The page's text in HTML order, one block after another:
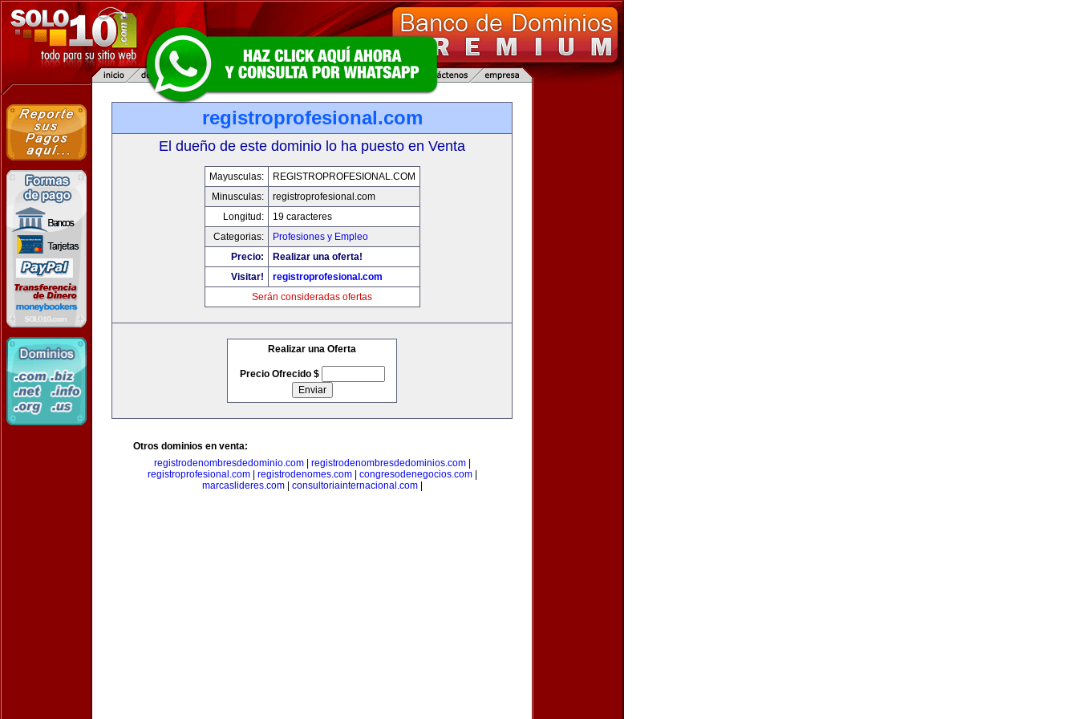
registroprofesional.com
El dueño de este dominio lo ha puesto en Venta
Mayusculas:
REGISTROPROFESIONAL.COM
Minusculas:
registroprofesional.com
Longitud:
19 caracteres
Categorias:
Profesiones y Empleo
Precio:
Realizar una oferta!
Visitar!
registroprofesional.com
Serán consideradas ofertas
Realizar una Oferta
Precio Ofrecido $
Otros dominios en venta:
registrodenombresdedominio.com| registrodenombresdedominios.com|
registroprofesional.com| registrodenomes.com| congresodenegocios.com|
marcaslideres.com| consultoriainternacional.com|